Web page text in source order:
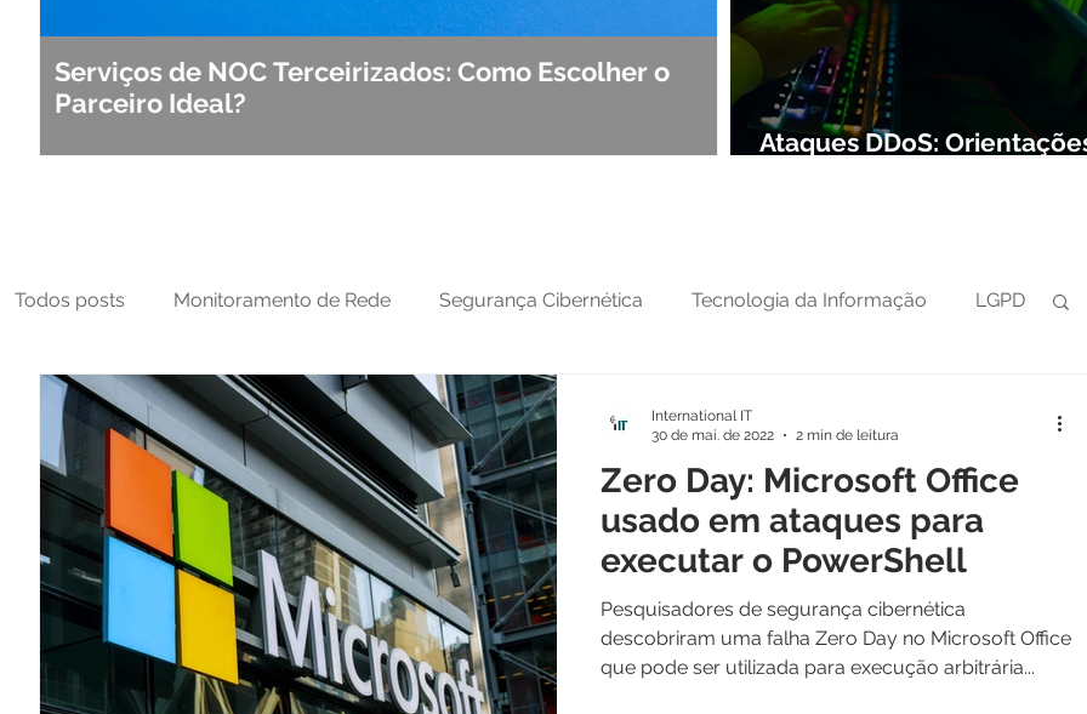
Ataques DDoS:
Serviços de NOC Terceirizados: Como Escolher o
Parceiro Ideal?
Observabilidade e NOC:
Segurança de Redes
Todos posts Monitoramento de Rede Segurança Cibernética Tecnologia da Informação LGPD
MFT NOC Tecnologia Operacional
Zero Day: Microsoft Office
usado em ataques para
executar o PowerShell
Pesquisadores de segurança cibernética
descobriram uma falha Zero Day no Microsoft Office
que pode ser utilizada para execução arbitrária...
International IT
30 de mai. de 2022
2 min de leitura